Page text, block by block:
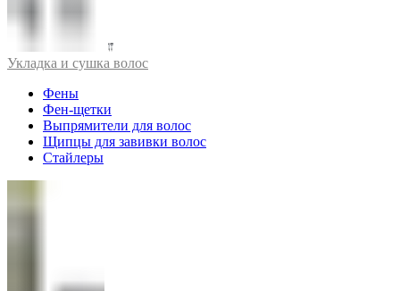
Укладка и сушка волос
Фены
Фен-щетки
Выпрямители для волос
Щипцы для завивки волос
Стайлеры